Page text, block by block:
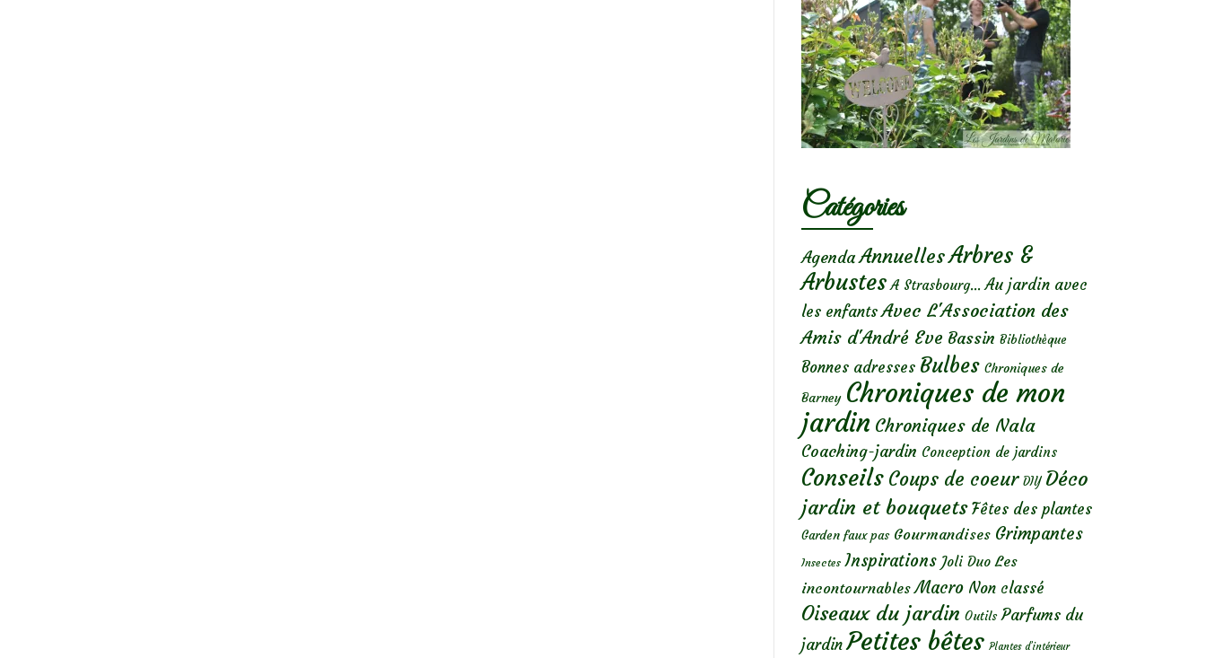
Catégories
Agenda AnnuellesArbres &
Arbustes A Strasbourg... Au jardin avec
les enfants Avec L'Association des
Amis d'André Eve Bassin Bibliothèque
Bonnes adresses Bulbes Chroniques de
Barney Chroniques de mon
jardin Chroniques de Nala
Coaching-jardin Conception de jardins
Conseils Coups de coeur DIY Déco
jardin et bouquets Fêtes des plantes
Garden faux pas Gourmandises Grimpantes
Insectes Inspirations Joli Duo Les
incontournables Macro Non classé
Oiseaux du jardin Outils Parfums du
jardin Petites bêtes Plantes d’intérieur